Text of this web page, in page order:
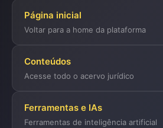
Página inicial
Voltar para a home da plataforma
Conteúdos
Acesse todo o acervo jurídico
Ferramentas e IAs
Ferramentas de inteligência artificial